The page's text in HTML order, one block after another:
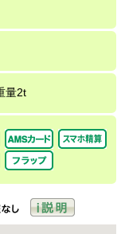
量2t